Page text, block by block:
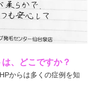
、どこですか？
からは多くの症例を知